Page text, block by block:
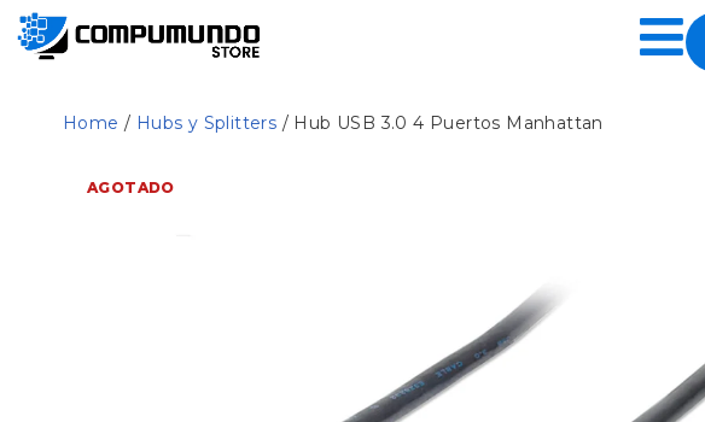
Home / Hubs y Splitters / Hub USB 3.0 4 Puertos Manhattan
AGOTADO